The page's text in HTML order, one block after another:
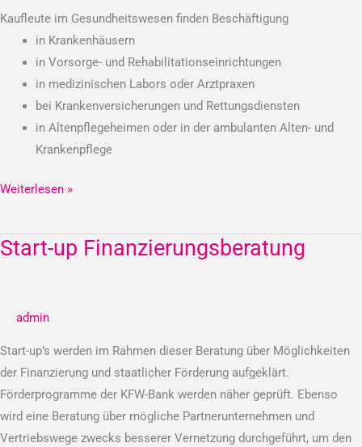
Kaufleute im Gesundheitswesen finden Beschäftigung
in Krankenhäusern
in Vorsorge- und Rehabilitationseinrichtungen
in medizinischen Labors oder Arztpraxen
bei Krankenversicherungen und Rettungsdiensten
in Altenpflegeheimen oder in der ambulanten Alten- und
Krankenpflege
Weiterlesen »
Start-up Finanzierungsberatung
admin
Start-up’s werden im Rahmen dieser Beratung über Möglichkeiten
der Finanzierung und staatlicher Förderung aufgeklärt.
Förderprogramme der KFW-Bank werden näher geprüft. Ebenso
wird eine Beratung über mögliche Partnerunternehmen und
Vertriebswege zwecks besserer Vernetzung durchgeführt, um den
Start-